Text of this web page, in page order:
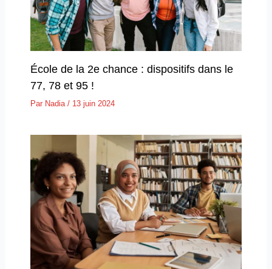
École de la 2e chance : dispositifs dans le
77, 78 et 95 !
Par Nadia / 13 juin 2024